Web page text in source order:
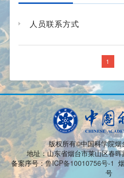
人员联系方式
1
版权所有©中国科学院烟
地址：山东省烟台市莱山区春
备案序号：鲁ICP备10010756号-1
号